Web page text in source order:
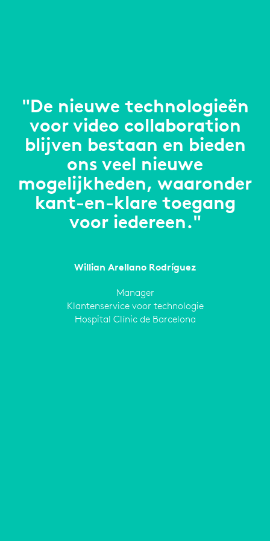
"De nieuwe technologieën
voor video collaboration
blijven bestaan en bieden
ons veel nieuwe
mogelijkheden, waaronder
kant-en-klare toegang
voor iedereen."
Willian Arellano Rodríguez
Manager
Klantenservice voor technologie
Hospital Clínic de Barcelona